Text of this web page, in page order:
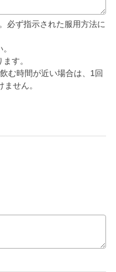
必ず指示された服用方法に
す。
む時間が近い場合は、1回
せん。